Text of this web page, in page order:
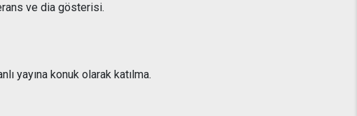
ve dia gösterisi.
yayına konuk olarak katılma.